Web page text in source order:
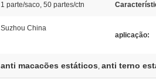
1 parte/saco, 50 partes/ctn
Suzhou China
aplicação:
anti macacões estáticos, anti terno